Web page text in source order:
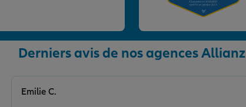
Derniers avis de nos agences Allianz
Emilie C.